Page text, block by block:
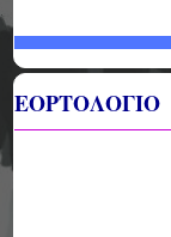
ΕΟΡΤΟΛΟΓΙΟ